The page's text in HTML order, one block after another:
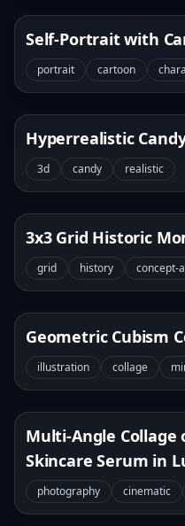
Self-Portrait with
portrait cartoon
Hyperrealistic
3d candy realistic
3x3 Grid Historic
grid history concept-
Geometric Cubism
illustration collage
Multi-Angle Collage
Skincare Serum in
photography cinematic